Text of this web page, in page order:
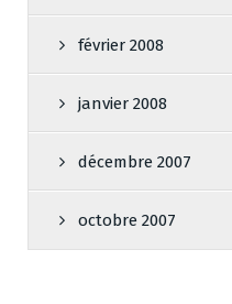
février 2008
janvier 2008
décembre 2007
octobre 2007